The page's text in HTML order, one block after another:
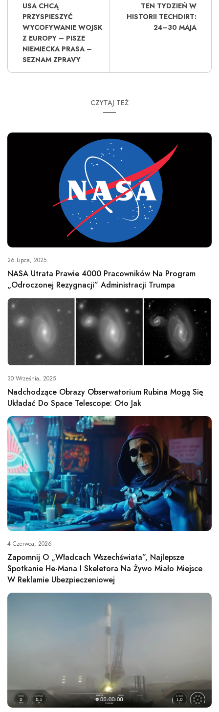
USA CHCĄ
PRZYSPIESZYĆ
WYCOFYWANIE WOJSK
Z EUROPY – PISZE
NIEMIECKA PRASA –
SEZNAM ZPRAVY
TEN TYDZIEŃ W
HISTORII TECHDIRT:
24–30 MAJA
CZYTAJ TEŻ
26 Lipca, 2025
NASA Utrata Prawie 4000 Pracowników Na Program
„Odroczonej Rezygnacji” Administracji Trumpa
30 Września, 2025
Nadchodzące Obrazy Obserwatorium Rubina Mogą Się
Układać Do Space Telescope: Oto Jak
4 Czerwca, 2026
Zapomnij O „Władcach Wszechświata”, Najlepsze
Spotkanie He-Mana I Skeletora Na Żywo Miało Miejsce
W Reklamie Ubezpieczeniowej